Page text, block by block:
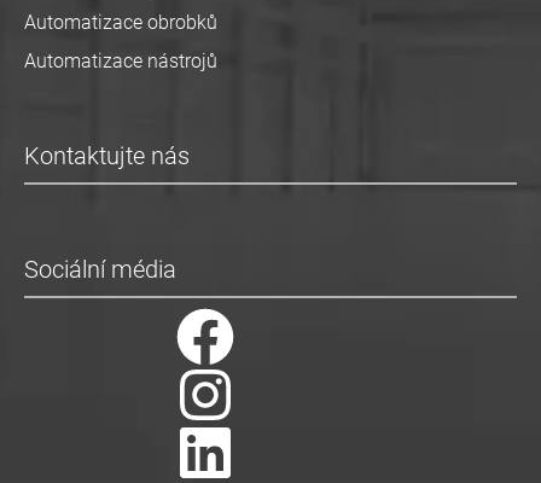
Automatizace obrobků
Automatizace nástrojů
Kontaktujte nás
Sociální média